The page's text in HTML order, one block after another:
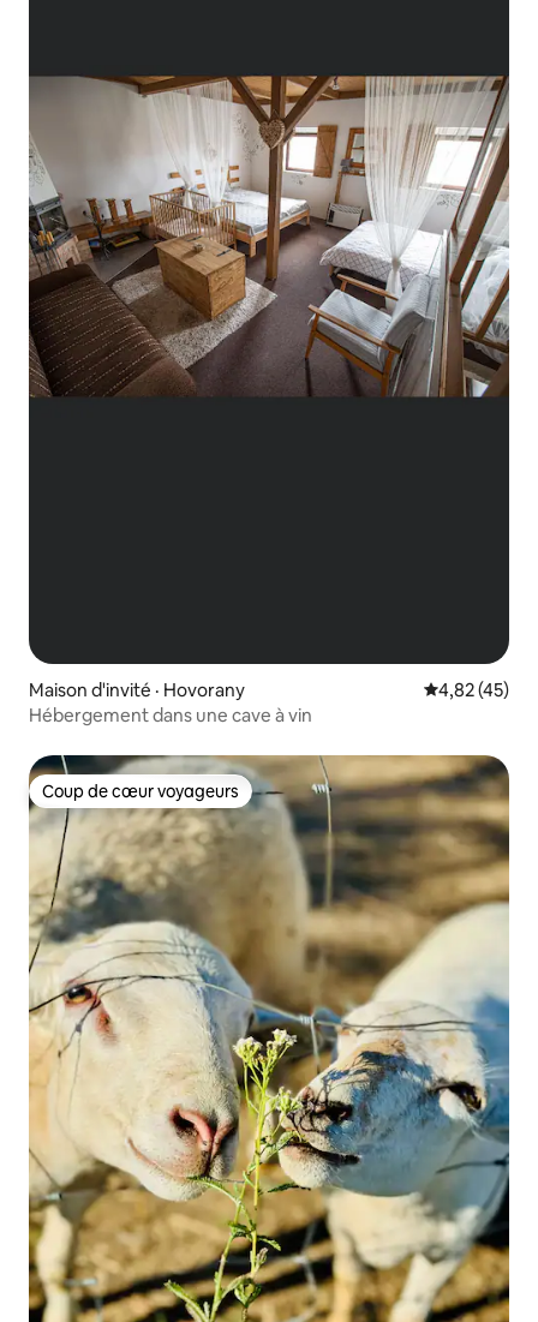
Maison d'invité · Hovorany Note
4,82 (45)
Hébergement dans une cave à vin
Coup de cœur voyageurs
Coup de cœur voyageurs